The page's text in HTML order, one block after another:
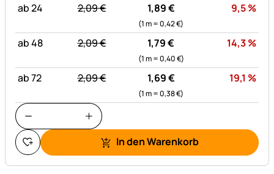
ab 24 statt:
2,09€ 1,89€
(1 m =0,42€)
9,5%
ab 48 statt:
2,09€ 1,79€
(1 m =0,40€)
14,3%
ab 72 statt:
2,09€ 1,69€
(1 m =0,38€)
19,1 %
In den Warenkorb